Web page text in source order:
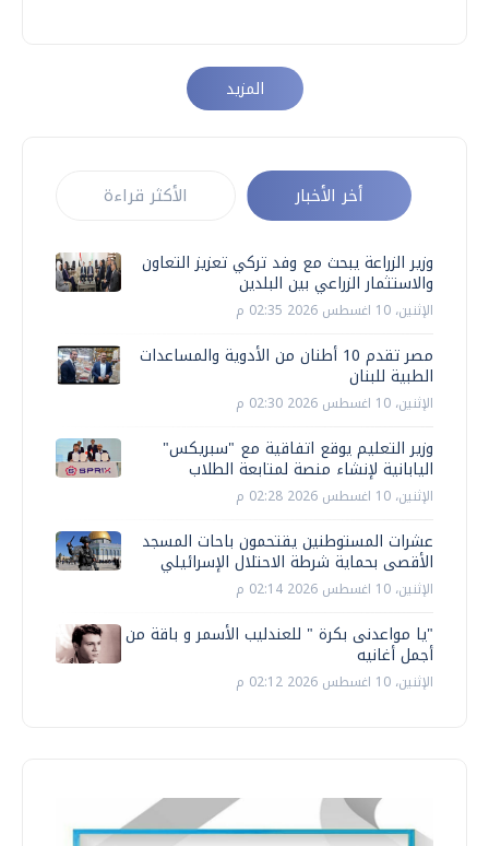
المزيد
أخر الأخبار الأكثر قراءة
وزير الزراعة يبحث مع وفد تركي تعزيز التعاون
والاستثمار الزراعي بين البلدين
الإثنين، 10 اغسطس 2026 02:35 م
مصر تقدم 10 أطنان من الأدوية والمساعدات
الطبية للبنان
الإثنين، 10 اغسطس 2026 02:30 م
وزير التعليم يوقع اتفاقية مع "سبريكس"
اليابانية لإنشاء منصة لمتابعة الطلاب
الإثنين، 10 اغسطس 2026 02:28 م
عشرات المستوطنين يقتحمون باحات المسجد
الأقصى بحماية شرطة الاحتلال الإسرائيلي
الإثنين، 10 اغسطس 2026 02:14 م
"يا مواعدنى بكرة " للعندليب الأسمر و باقة من
أجمل أغانيه
الإثنين، 10 اغسطس 2026 02:12 م